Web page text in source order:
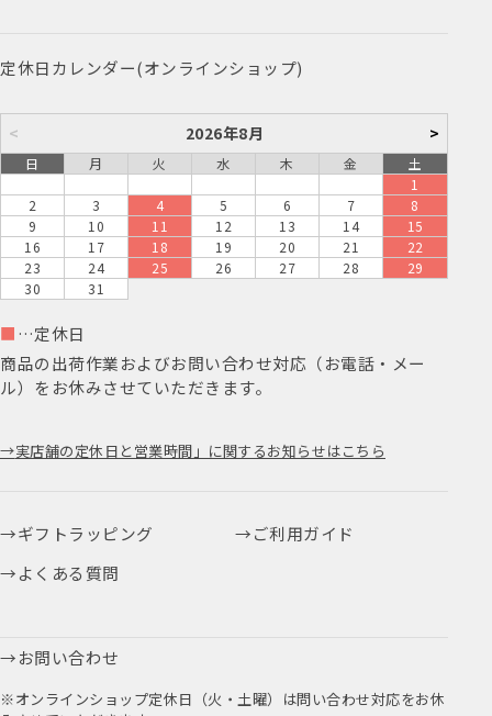
定休日カレンダー(オンラインショップ)
< 2026年8月 >
日 月 火 水 木 金
土
1
2
3 4 5 6 7
8
9
10 11 12 13 14
15
16
17 18 19 20 21
22
23
24 25 26 27 28
29
30
31
■ …定休日
商品の出荷作業およびお問い合わせ対応（お電話・メー
ル）をお休みさせていただきます。
実店舗の定休日と営業時間」に関するお知らせはこちら
ギフトラッピング
ご利用ガイド
よくある質問
お問い合わせ
※オンラインショップ定休日（火・土曜）は問い合わせ対応をお休